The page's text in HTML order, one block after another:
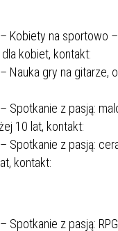
Kobiety na sportowo
kobiet, kontakt:
Nauka gry na gitarze,
Spotkanie z pasją:
10 lat, kontakt:
Spotkanie z pasją:
kontakt:
Spotkanie z pasją: